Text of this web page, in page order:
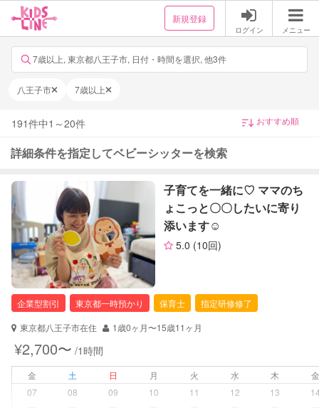
新規登録
ログイン メニュー
7歳以上, 東京都八王子市, 日付・時間を選択, 他3件
八王子市 7歳以上
191件中1 ～20件
詳細条件を指定してベビーシッターを検索
子育てを一緒に♡ ママのち
ょこっと〇〇したいに寄り
添います☺︎
5.0 (10回)
企業型割引 東京都一時預かり 保育士
指定研修修了
東京都八王子市在住
1歳0ヶ月〜15歳11ヶ月
¥2,700〜 /1時間
金 土 日 月 火 水 木
07
08 09 10 11 12 13